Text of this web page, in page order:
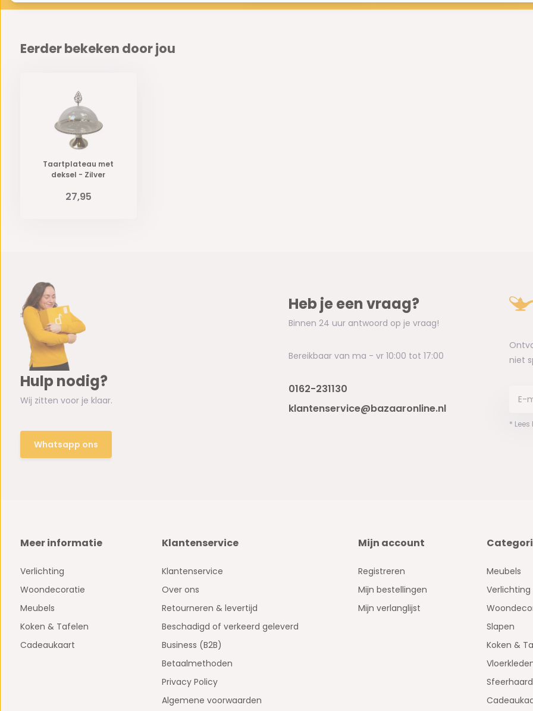
Eerder bekeken door jou
Taartplateau met
deksel - Zilver
27,95
Hulp nodig?
Wij zitten voor je klaar.
Whatsapp ons
Heb je een vraag?
Binnen 24 uur antwoord op je vraag!
Bereikbaar van ma - vr 10:00 tot 17:00
0162-231130
klantenservice@bazaaronline.nl
niet
*
Meer informatie
Verlichting
Woondecoratie
Meubels
Koken & Tafelen
Cadeaukaart
Klantenservice
Klantenservice
Over ons
Retourneren & levertijd
Beschadigd of verkeerd geleverd
Business (B2B)
Betaalmethoden
Privacy Policy
Algemene voorwaarden
Mijn account
Registreren
Mijn bestellingen
Mijn verlanglijst
Meubels
Verlichting
Slapen
Koken &